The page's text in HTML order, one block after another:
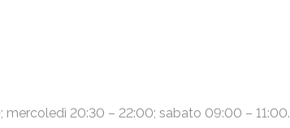
mercoledì 20:30 – 22:00; sabato 09:00 – 11:00.